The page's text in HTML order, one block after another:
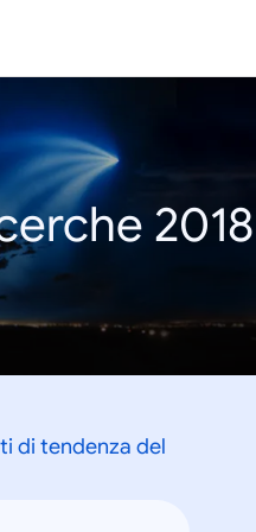
2018
di tendenza del